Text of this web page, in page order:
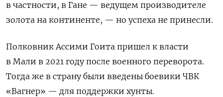
в частности, в Гане — ведущем производителе
золота на континенте, — но успеха не принесли.
Полковник Ассими Гоита пришел к власти
в Мали в 2021 году после военного переворота.
Тогда же в страну были введены боевики ЧВК
«Вагнер» — для поддержки хунты.